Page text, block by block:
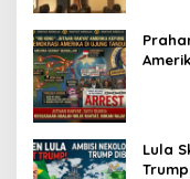
Lula